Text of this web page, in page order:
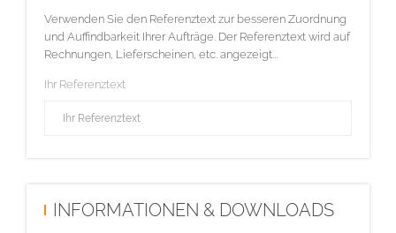
Verwenden Sie den Referenztext zur besseren Zuordnung
und Auffindbarkeit Ihrer Aufträge. Der Referenztext wird auf
Rechnungen, Lieferscheinen, etc. angezeigt...
Ihr Referenztext
INFORMATIONEN & DOWNLOADS